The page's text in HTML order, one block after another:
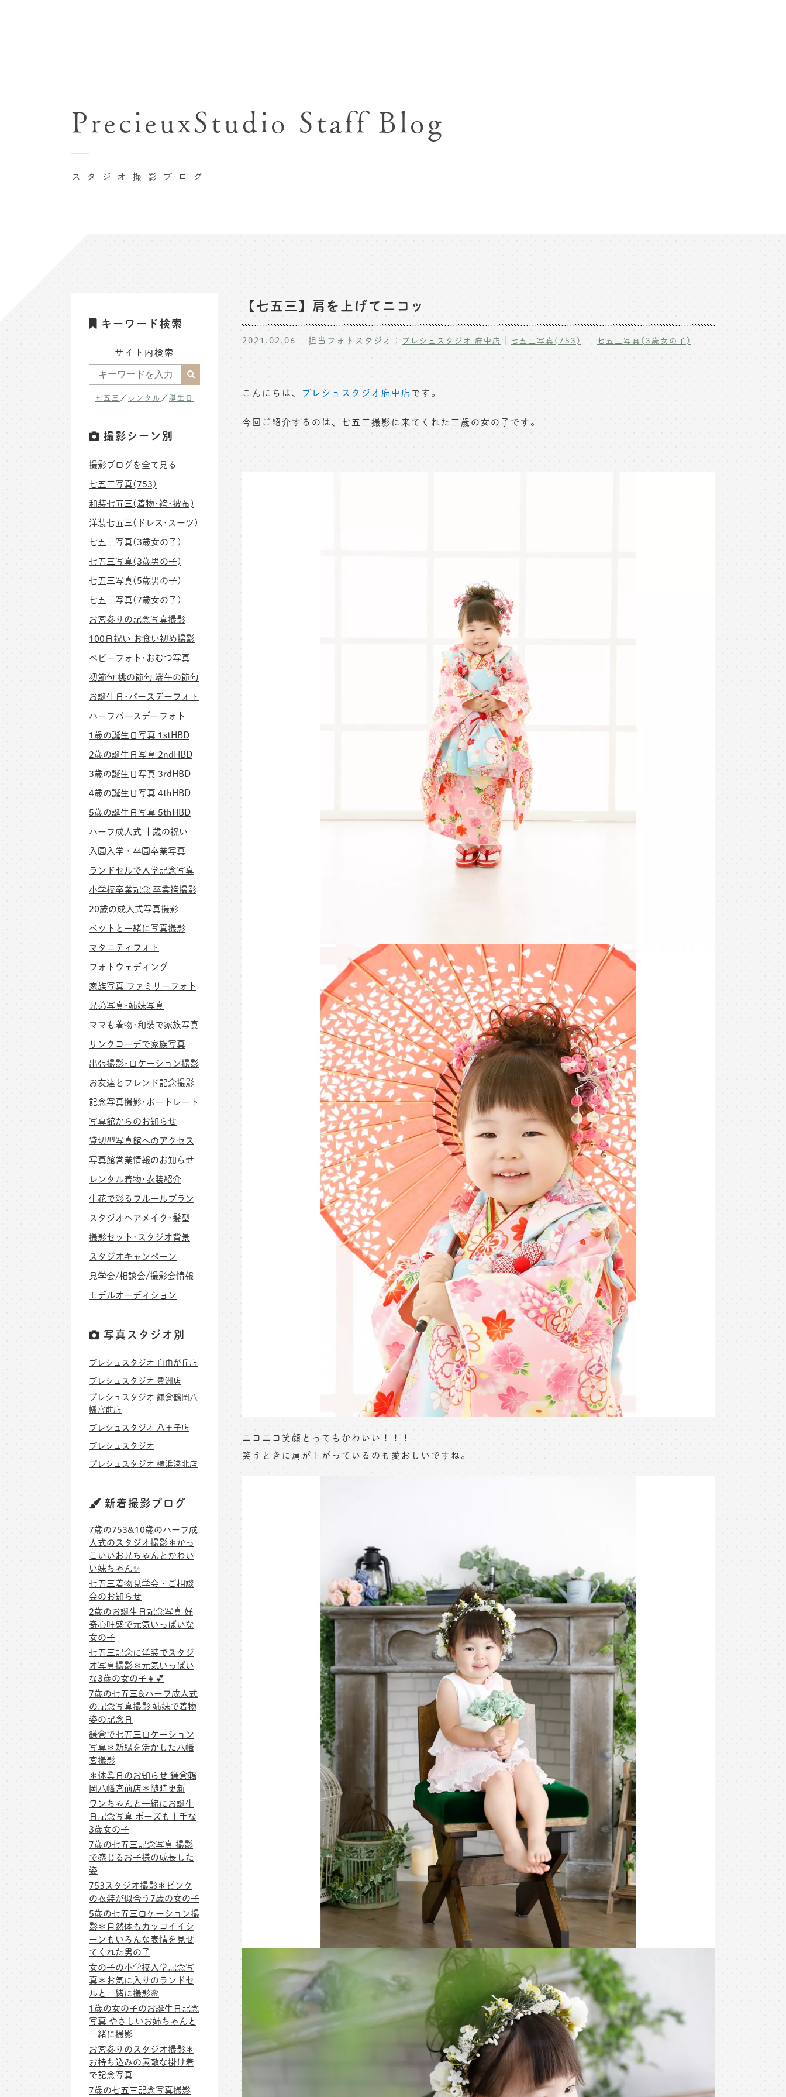
卒業袴･卒業写真撮影
入園入学･卒園卒業記念撮影
ハーフ成人式･10歳の祝い記念撮影
マタニティフォト撮影
自由が丘店
八王子店
横浜港北店 et Fleur
スタジオ撮影ブログ
PrecieuxStudio Staff Blog
【七五三】肩を上げてニコッ
2021.02.06 担当フォトスタジオ： プレシュスタジオ 府中店 ｜ 七五三写真(753) 七五三写真(3歳女の子)
こんにちは、 プレシュスタジオ府中店です。
今回ご紹介するのは、七五三撮影に来てくれた三歳の女の子です。
ニコニコ笑顔とってもかわいい！！！
笑うときに肩が上がっているのも愛おしいですね。
キーワード検索
サイト内検索
七五三 ／ レンタル ／誕生日
撮影シーン別
撮影ブログを全て見る
七五三写真(753)
和装七五三(着物･袴･被布)
洋装七五三(ドレス･スーツ)
七五三写真(3歳女の子)
七五三写真(3歳男の子)
七五三写真(5歳男の子)
七五三写真(7歳女の子)
お宮参りの記念写真撮影
100日祝い お食い初め撮影
ベビーフォト･おむつ写真
初節句 桃の節句 端午の節句
お誕生日･バースデーフォト
ハーフバースデーフォト
1歳の誕生日写真 1stHBD
2歳の誕生日写真 2ndHBD
3歳の誕生日写真 3rdHBD
4歳の誕生日写真 4thHBD
5歳の誕生日写真 5thHBD
ハーフ成人式 十歳の祝い
入園入学・卒園卒業写真
ランドセルで入学記念写真
小学校卒業記念 卒業袴撮影
20歳の成人式写真撮影
ペットと一緒に写真撮影
マタニティフォト
フォトウェディング
家族写真 ファミリーフォト
兄弟写真･姉妹写真
ママも着物･和装で家族写真
リンクコーデで家族写真
出張撮影･ロケーション撮影
お友達とフレンド記念撮影
記念写真撮影･ポートレート
写真館からのお知らせ
貸切型写真館へのアクセス
写真館営業情報のお知らせ
レンタル着物･衣装紹介
生花で彩るフルールプラン
スタジオヘアメイク･髪型
撮影セット･スタジオ背景
スタジオキャンペーン
見学会/相談会/撮影会情報
モデルオーディション
写真スタジオ別
プレシュスタジオ 自由が丘店
プレシュスタジオ 豊洲店
プレシュスタジオ 鎌倉鶴岡八
幡宮前店
プレシュスタジオ 八王子店
プレシュスタジオ
プレシュスタジオ 横浜港北店
新着撮影ブログ
7歳の753&10歳のハーフ成
人式のスタジオ撮影＊かっ
こいいお兄ちゃんとかわい
い妹ちゃん✨
七五三着物見学会・ご相談
会のお知らせ
2歳のお誕生日記念写真 好
奇心旺盛で元気いっぱいな
女の子
七五三記念に洋装でスタジ
オ写真撮影＊元気いっぱい
な3歳の女の子👧💕
7歳の七五三&ハーフ成人式
の記念写真撮影 姉妹で着物
姿の記念日
鎌倉で七五三ロケーション
写真＊新緑を活かした八幡
宮撮影
＊休業日のお知らせ 鎌倉鶴
岡八幡宮前店＊随時更新
ワンちゃんと一緒にお誕生
日記念写真 ポーズも上手な
3歳女の子
7歳の七五三記念写真 撮影
で感じるお子様の成長した
姿
753スタジオ撮影＊ピンク
の衣装が似合う7歳の女の子
5歳の七五三ロケーション撮
影＊自然体もカッコイイシ
ーンもいろんな表情を見せ
てくれた男の子
女の子の小学校入学記念写
真＊お気に入りのランドセ
ルと一緒に撮影🌸
1歳の女の子のお誕生日記念
写真 やさしいお姉ちゃんと
一緒に撮影
お宮参りのスタジオ撮影＊
お持ち込みの素敵な掛け着
で記念写真
7歳の七五三記念写真撮影